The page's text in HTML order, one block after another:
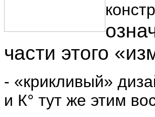
части этого
- «крикливый»
и К° тут же этим